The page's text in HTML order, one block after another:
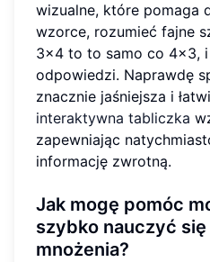
wizualne, które pomaga
wzorce, rozumieć fajne
3x4 to to samo co 4x3,
odpowiedzi. Naprawdę
znacznie jaśniejsza i
interaktywna tabliczka
zapewniając
informację zwrotną.
Jak mogę pomóc
szybko nauczyć
mnożenia?